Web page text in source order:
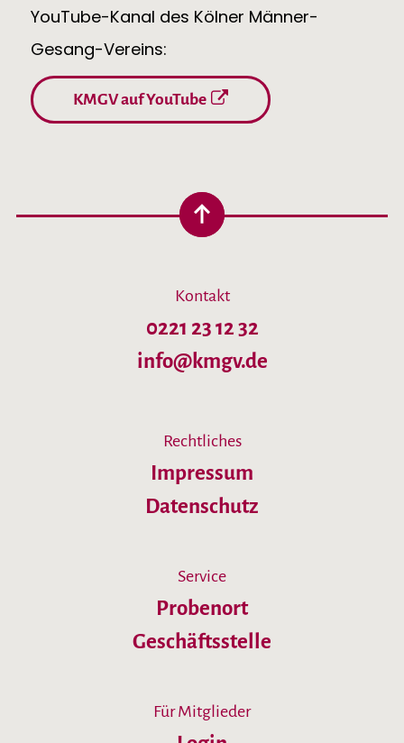
YouTube-Kanal des Kölner Männer-
Gesang-Vereins:
KMGV auf YouTube
Kontakt
0221 23 12 32
info@kmgv.de
Rechtliches
Impressum
Datenschutz
Service
Probenort
Geschäftsstelle
Für Mitglieder